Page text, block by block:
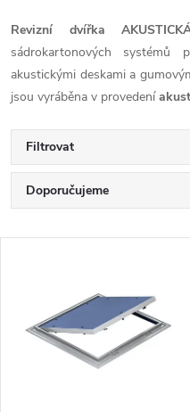
Revizní dvířka
sádrokartonových
akustickými deskami a
jsou vyráběna v provedení
Filtrovat
Ř
a
e
Doporučujeme
Nejprodávanější
Abecedně
p